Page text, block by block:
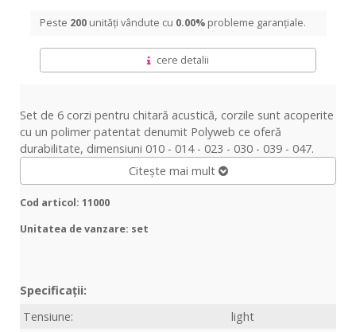
Peste 200 unități vândute cu 0.00% probleme garanțiale.
cere detalii
Set de 6 corzi pentru chitară acustică, corzile sunt acoperite
cu un polimer patentat denumit Polyweb ce oferă
durabilitate, dimensiuni 010 - 014 - 023 - 030 - 039 - 047.
Citește mai mult
Cod articol: 11000
Unitatea de vanzare: set
Specificații:
Tensiune:
light